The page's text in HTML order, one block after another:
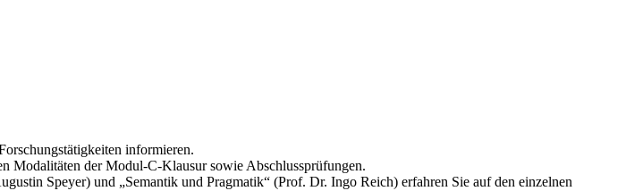
informieren.
Modalitäten der Modul-C-Klausur sowie Abschlussprüfungen.
Speyer) und „Semantik und Pragmatik“ (Prof. Dr. Ingo Reich) erfahren Sie auf den einzelnen